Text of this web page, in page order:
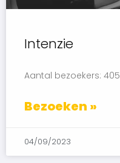
Intenzie
Aantal bezoekers: 405
Bezoeken »
04/09/2023